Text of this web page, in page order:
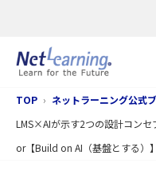
TOP
ネットラーニング公式
LMS×AIが示す2つの設計コンセ
or【Build on AI（基盤とする）